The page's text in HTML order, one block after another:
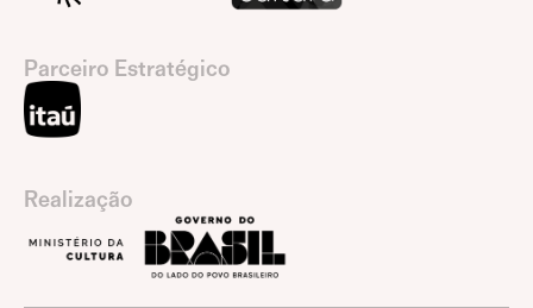
Parceiro Estratégico
Realização